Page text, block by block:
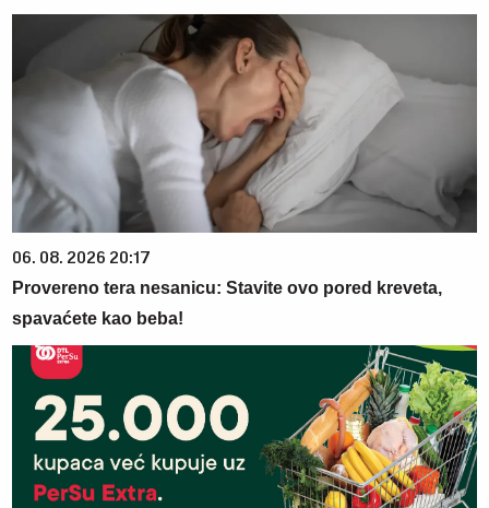
06. 08. 2026 20:17
Provereno tera nesanicu: Stavite ovo pored kreveta,
spavaćete kao beba!